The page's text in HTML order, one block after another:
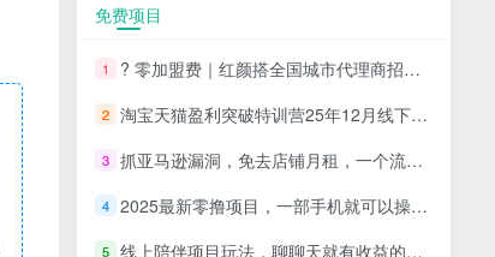
免费项目
1 ? 零加盟费｜红颜搭全国城市代理商招募正式启动！
2 淘宝天猫盈利突破特训营25年12月线下课，系统性的深度剖析电商企业经营之道，打造电商标准化运营体系
3 抓亚马逊漏洞，免去店铺月租，一个流量大竞争小，让你有机会成大卖的赛道
4 2025最新零撸项目，一部手机就可以操作，20秒一单，零投入纯薅羊毛，无门槛，一天200+【揭秘】
5 线上陪伴项目玩法，聊聊天就有收益的项目，一个月收益5000+